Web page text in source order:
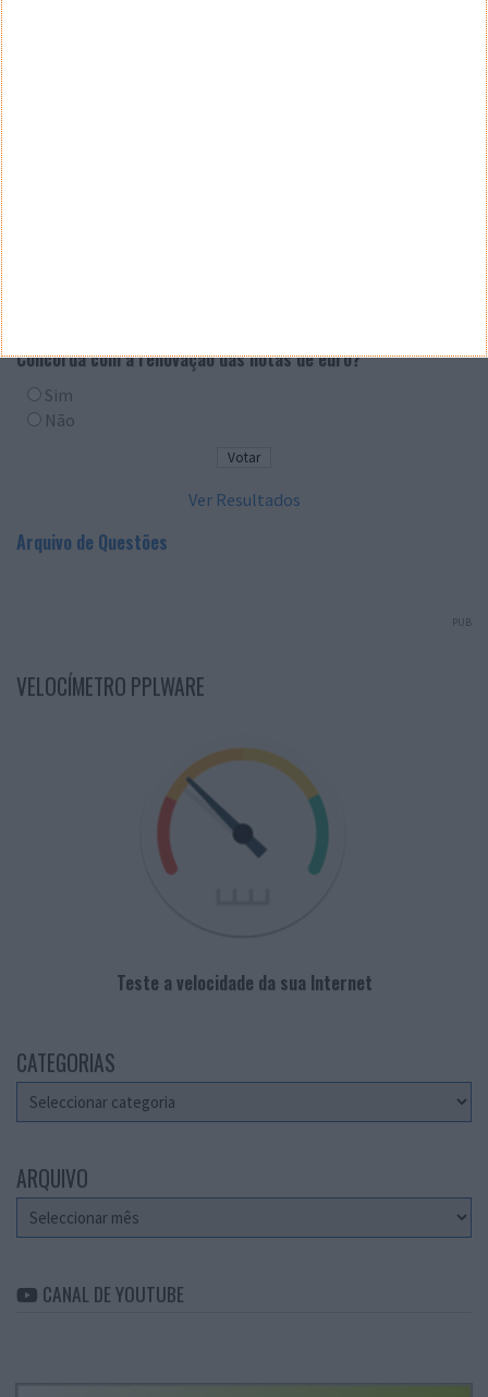
Concorda com a renovação das notas de euro?
Sim
Não
Ver Resultados
Arquivo de Questões
PUB
VELOCÍMETRO PPLWARE
Teste a velocidade da sua Internet
CATEGORIAS
Categorias
ARQUIVO
Arquivo
CANAL DE YOUTUBE